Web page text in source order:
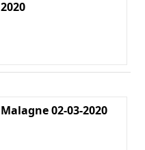
2020
Malagne 02-03-2020